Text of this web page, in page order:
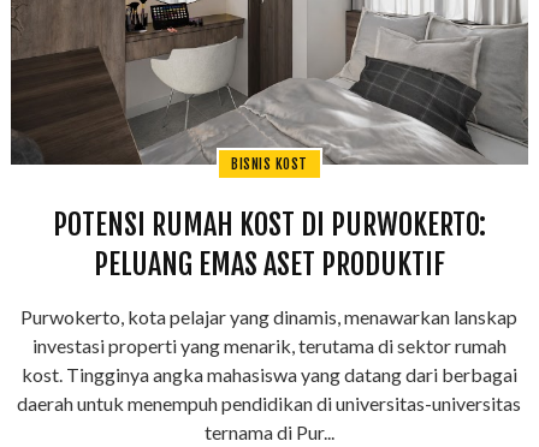
BISNIS KOST
POTENSI RUMAH KOST DI PURWOKERTO:
PELUANG EMAS ASET PRODUKTIF
Purwokerto, kota pelajar yang dinamis, menawarkan lanskap
investasi properti yang menarik, terutama di sektor rumah
kost. Tingginya angka mahasiswa yang datang dari berbagai
daerah untuk menempuh pendidikan di universitas-universitas
ternama di Pur...